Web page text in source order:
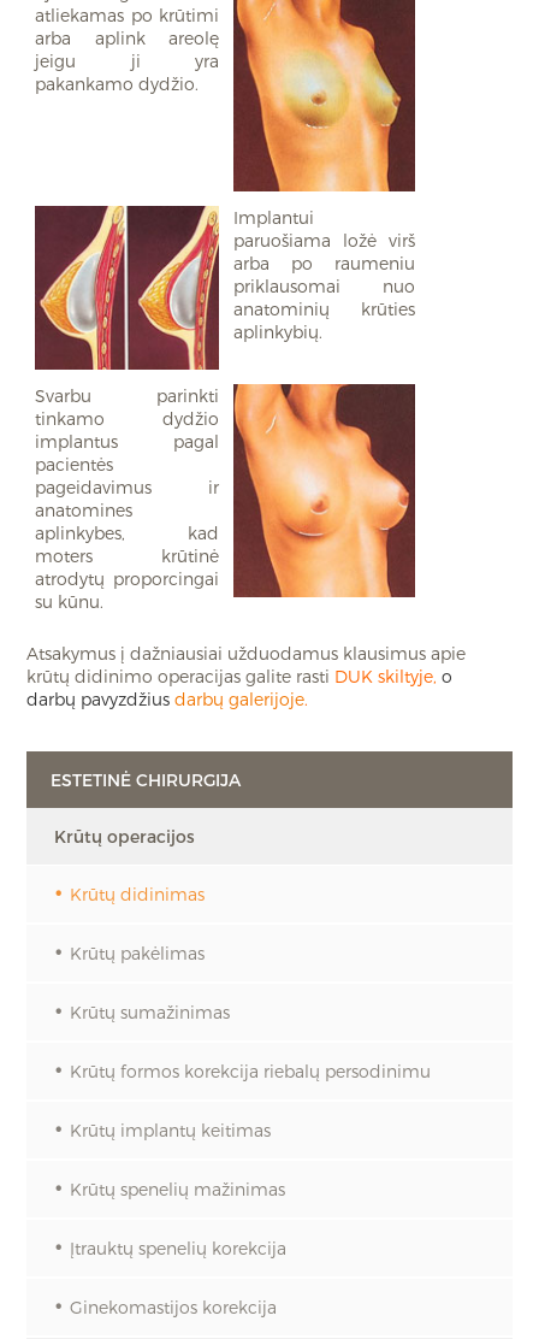
atliekamas po krūtimi
arba aplink areolę
jeigu ji yra
pakankamo dydžio.
Implantui
paruošiama ložė virš
arba po raumeniu
priklausomai nuo
anatominių krūties
aplinkybių.
Svarbu parinkti
tinkamo dydžio
implantus pagal
pacientės
pageidavimus ir
anatomines
aplinkybes, kad
moters krūtinė
atrodytų proporcingai
su kūnu.
Atsakymus į dažniausiai užduodamus klausimus apie
krūtų didinimo operacijas galite rasti DUK skiltyje,o
darbų pavyzdžius darbų galerijoje.
ESTETINĖ CHIRURGIJA
Krūtų operacijos
Krūtų didinimas
Krūtų pakėlimas
Krūtų sumažinimas
Krūtų formos korekcija riebalų persodinimu
Krūtų implantų keitimas
Krūtų spenelių mažinimas
Įtrauktų spenelių korekcija
Ginekomastijos korekcija